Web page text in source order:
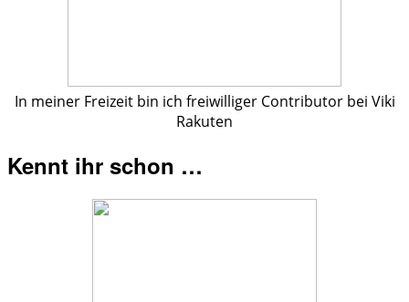
In meiner Freizeit bin ich freiwilliger Contributor bei Viki
Rakuten
Kennt ihr schon …